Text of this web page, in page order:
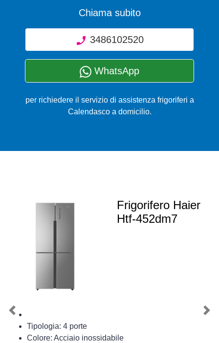
Chiama subito
3486102520
WhatsApp
per richiedere il servizio di assistenza frigoriferi a
Calendasco a domicilio.
Frigorifero Haier
Htf-452dm7
Tipologia: 4 porte
Colore: Acciaio inossidabile
Previous